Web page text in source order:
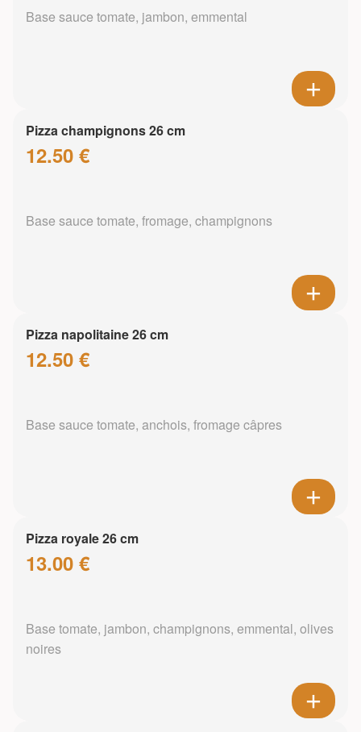
Base sauce tomate, jambon, emmental
Pizza champignons 26 cm
12.50 €
Base sauce tomate, fromage, champignons
Pizza napolitaine 26 cm
12.50 €
Base sauce tomate, anchois, fromage câpres
Pizza royale 26 cm
13.00 €
Base tomate, jambon, champignons, emmental, olives
noires